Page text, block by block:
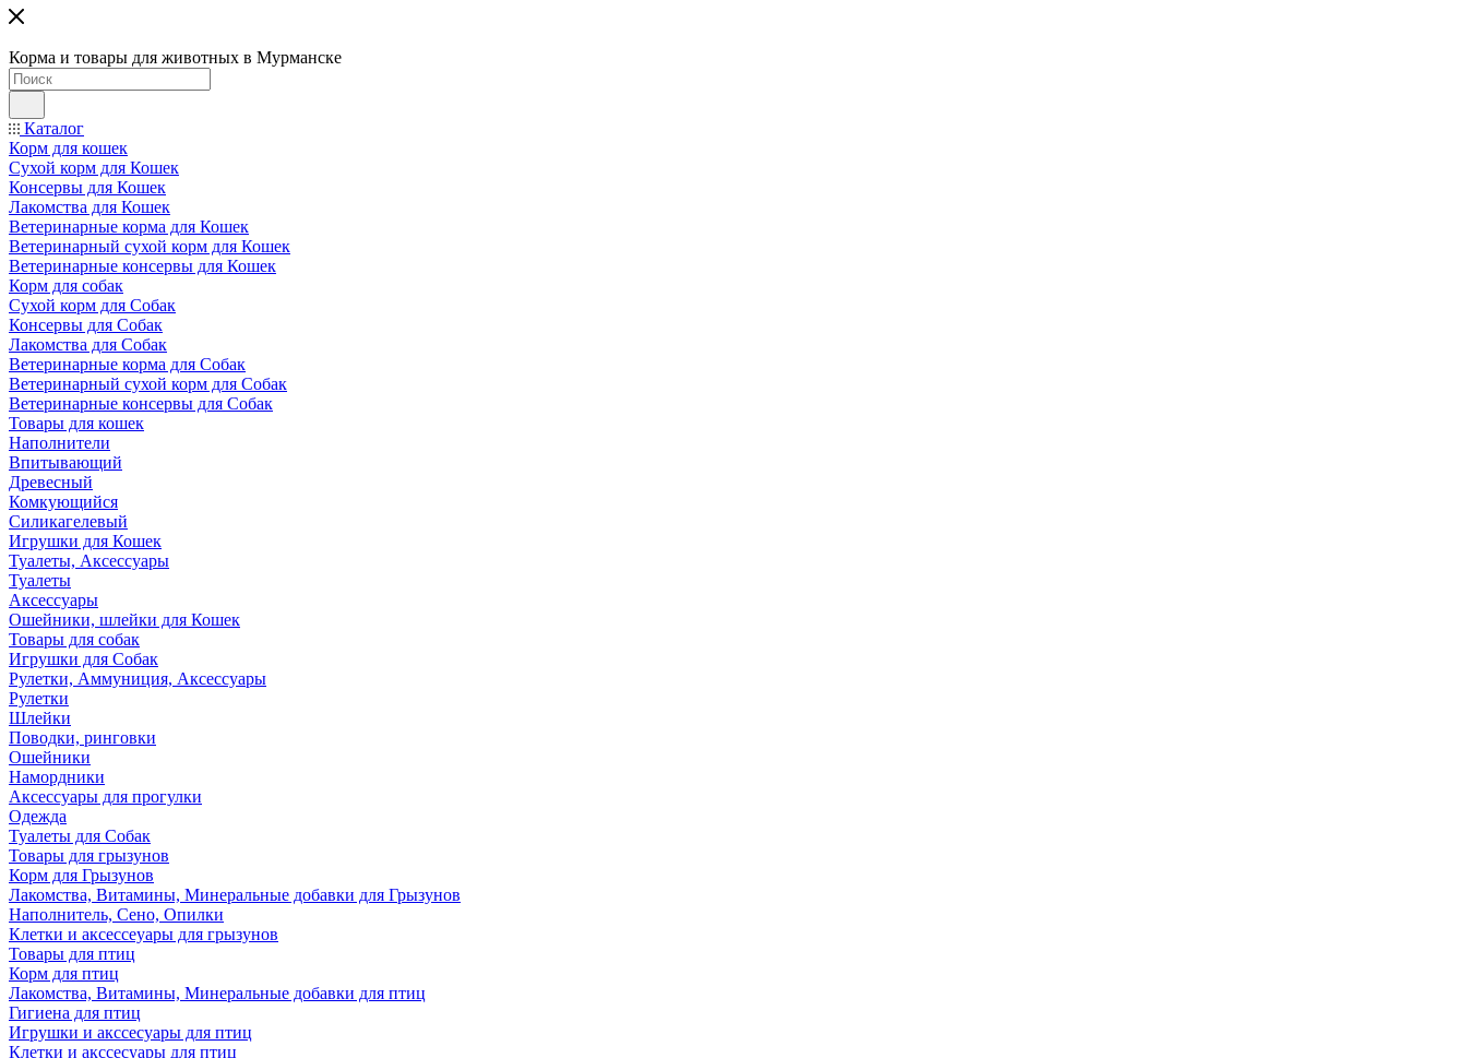
Корма и товары для животных в Мурманске
Каталог
Корм для кошек
Сухой корм для Кошек
Консервы для Кошек
Лакомства для Кошек
Ветеринарные корма для Кошек
Ветеринарный сухой корм для Кошек
Ветеринарные консервы для Кошек
Корм для собак
Сухой корм для Собак
Консервы для Собак
Лакомства для Собак
Ветеринарные корма для Собак
Ветеринарный сухой корм для Собак
Ветеринарные консервы для Собак
Товары для кошек
Наполнители
Впитывающий
Древесный
Комкующийся
Силикагелевый
Игрушки для Кошек
Туалеты, Аксессуары
Туалеты
Аксессуары
Ошейники, шлейки для Кошек
Товары для собак
Игрушки для Собак
Рулетки, Аммуниция, Аксессуары
Рулетки
Шлейки
Поводки, ринговки
Ошейники
Намордники
Аксессуары для прогулки
Одежда
Туалеты для Собак
Товары для грызунов
Корм для Грызунов
Лакомства, Витамины, Минеральные добавки для Грызунов
Наполнитель, Сено, Опилки
Клетки и аксессеуары для грызунов
Товары для птиц
Корм для птиц
Лакомства, Витамины, Минеральные добавки для птиц
Гигиена для птиц
Игрушки и акссесуары для птиц
Клетки и акссесуары для птиц